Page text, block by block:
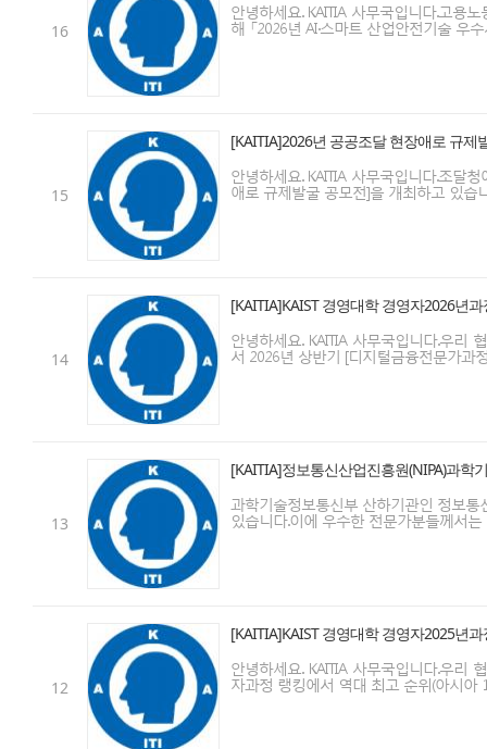
16
안녕하세요. KAITIA 사무국입니다.고용
해 「2026년 AI·스마트 산업안전기술 우수
15
[KAITIA]2026년 공공조달 현장애로 규제
안녕하세요. KAITIA 사무국입니다.조달
애로 규제발굴 공모전]을 개최하고 있습
14
[KAITIA]KAIST 경영대학 경영자2026년
안녕하세요. KAITIA 사무국입니다.우리
서 2026년 상반기 [디지털금융전문가과
13
[KAITIA]정보통신산업진흥원(NIPA)과학
과학기술정보통신부 산하기관인 정보통
있습니다.이에 우수한 전문가분들께서는
12
[KAITIA]KAIST 경영대학 경영자2025년
안녕하세요. KAITIA 사무국입니다.우리
자과정 랭킹에서 역대 최고 순위(아시아